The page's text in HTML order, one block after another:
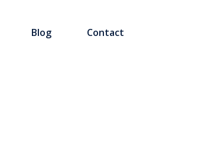
Blog Contact